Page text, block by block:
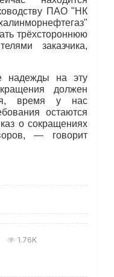
ПАО "НК
трёхстороннюю
заказчика,
надежды на эту
должен
время у нас
остаются
о сокращениях
— говорит
1.76K